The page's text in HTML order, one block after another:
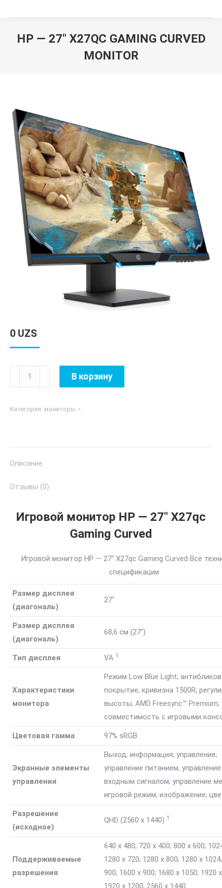
HP — 27″ X27QC GAMING CURVED
MONITOR
0 UZS
Количество
товара
-
Curved
В корзину
Категория: мониторы
Описание
Отзывы (0)
Игровой монитор HP — 27″ X27qc
Gaming Curved
Игровой монитор HP — 27″ X27qc Gaming Curved Все
спецификации
Размер дисплея
(диагональ)
27″
Размер дисплея
(диагональ)
68,6 см (27″)
Тип дисплея VA 1
Характеристики
монитора
Режим Low Blue Light;
покрытие; кривизна 1500R;
высоты; AMD Freesync™ Premium;
совместимость с игровыми
Цветовая гамма 97% sRGB
Экранные элементы
управления
Выход; информация; управление;
управление питанием; управление
входным сигналом; управление
игровой режим; изображение;
Разрешение
(исходное)
QHD (2560 x 1440) 1
Поддерживаемые
разрешения
640 x 480; 720 x 400; 800 x 600;
1280 x 720; 1280 x 800; 1280 x
900; 1600 x 900; 1680 x 1050; 1920
1920 x 1200; 2560 x 1440